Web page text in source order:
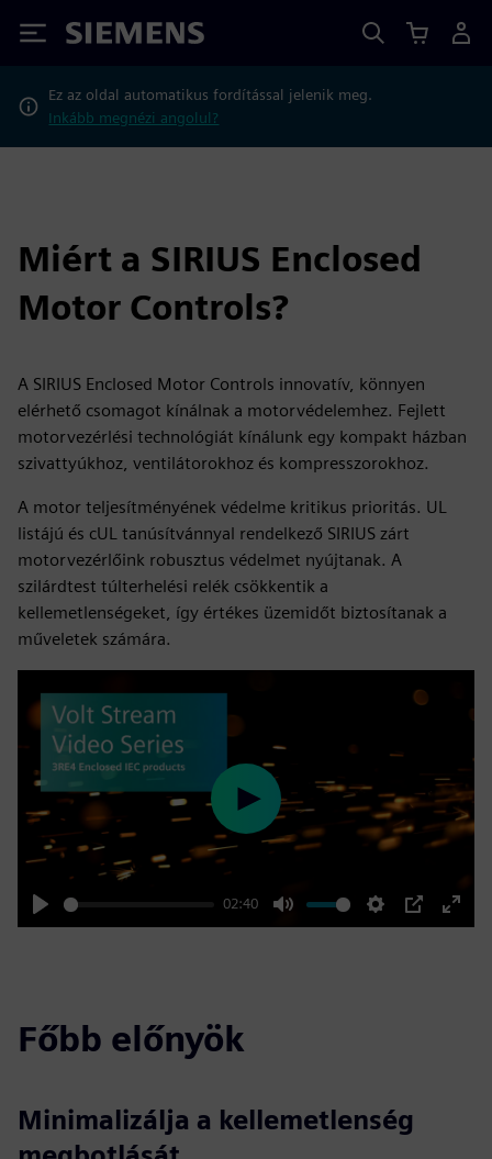
Siemens
Ez az oldal automatikus fordítással jelenik meg.
Inkább megnézi angolul?
Miért a SIRIUS Enclosed
Motor Controls?
A SIRIUS Enclosed Motor Controls innovatív, könnyen
elérhető csomagot kínálnak a motorvédelemhez. Fejlett
motorvezérlési technológiát kínálunk egy kompakt házban
szivattyúkhoz, ventilátorokhoz és kompresszorokhoz.
A motor teljesítményének védelme kritikus prioritás. UL
listájú és cUL tanúsítvánnyal rendelkező SIRIUS zárt
motorvezérlőink robusztus védelmet nyújtanak. A
szilárdtest túlterhelési relék csökkentik a
kellemetlenségeket, így értékes üzemidőt biztosítanak a
műveletek számára.
Play
02:40
Mute Settings
PIP
Enter
Play
Főbb előnyök
Minimalizálja a kellemetlenség